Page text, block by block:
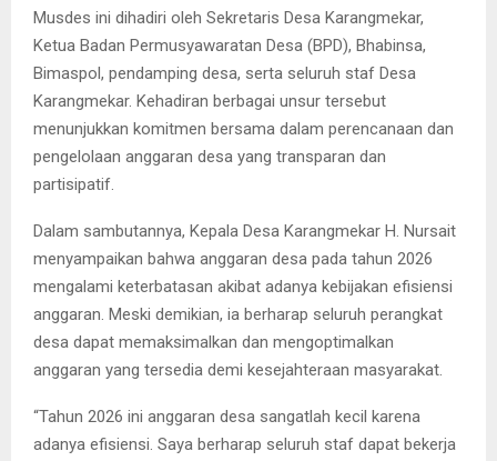
Musdes ini dihadiri oleh Sekretaris Desa Karangmekar,
Ketua Badan Permusyawaratan Desa (BPD), Bhabinsa,
Bimaspol, pendamping desa, serta seluruh staf Desa
Karangmekar. Kehadiran berbagai unsur tersebut
menunjukkan komitmen bersama dalam perencanaan dan
pengelolaan anggaran desa yang transparan dan
partisipatif.
Dalam sambutannya, Kepala Desa Karangmekar H. Nursait
menyampaikan bahwa anggaran desa pada tahun 2026
mengalami keterbatasan akibat adanya kebijakan efisiensi
anggaran. Meski demikian, ia berharap seluruh perangkat
desa dapat memaksimalkan dan mengoptimalkan
anggaran yang tersedia demi kesejahteraan masyarakat.
“Tahun 2026 ini anggaran desa sangatlah kecil karena
adanya efisiensi. Saya berharap seluruh staf dapat bekerja